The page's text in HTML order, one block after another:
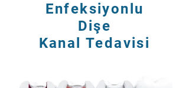
Enfeksiyonlu
Dişe
Kanal Tedavisi